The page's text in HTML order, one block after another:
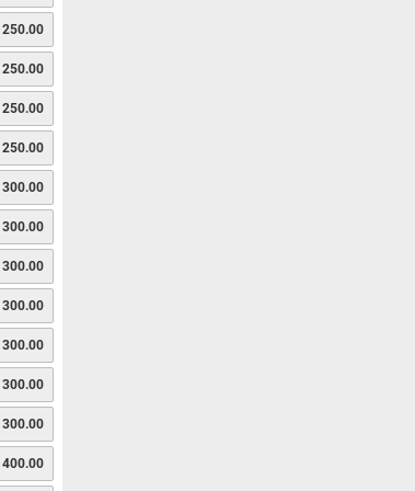
250.00
250.00
250.00
250.00
300.00
300.00
300.00
300.00
300.00
300.00
300.00
400.00